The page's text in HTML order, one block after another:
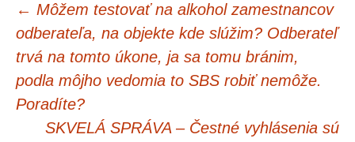
Navigácia
článkami
← Môžem testovať na alkohol zamestnancov
odberateľa, na objekte kde slúžim? Odberateľ
trvá na tomto úkone, ja sa tomu bránim,
podla môjho vedomia to SBS robiť nemôže.
Poradíte?
SKVELÁ SPRÁVA – Čestné vyhlásenia sú